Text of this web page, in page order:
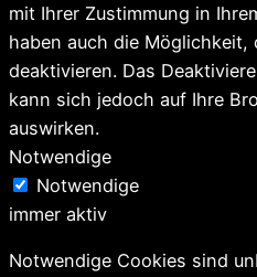
mit Ihrer Zustimmung in
haben auch die Möglichkeit,
deaktivieren. Das
kann sich jedoch auf Ihre
auswirken.
Notwendige
Notwendige
immer aktiv
Notwendige Cookies sind